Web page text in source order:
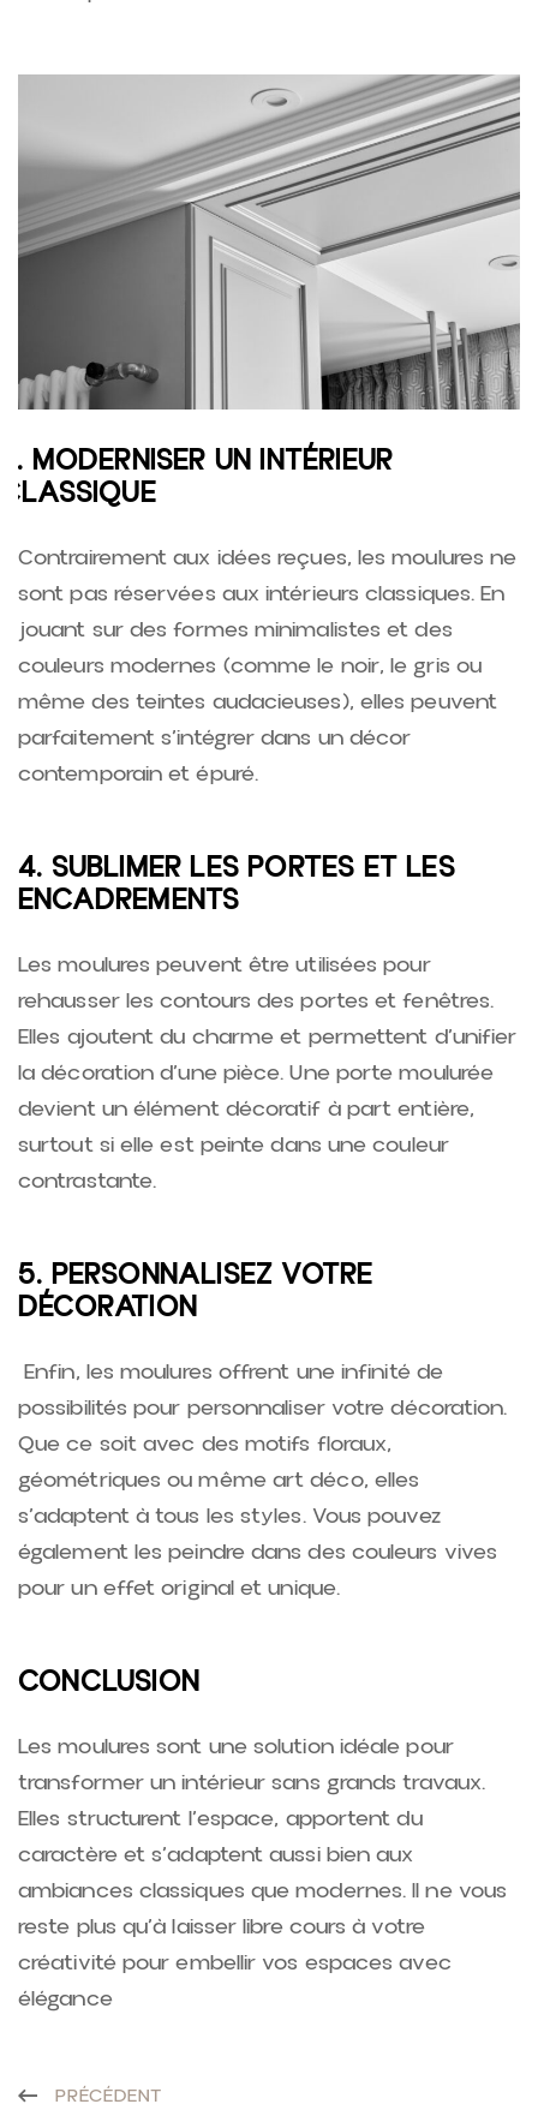
3. MODERNISER UN INTÉRIEUR
CLASSIQUE
Contrairement aux idées reçues, les moulures ne
sont pas réservées aux intérieurs classiques. En
jouant sur des formes minimalistes et des
couleurs modernes (comme le noir, le gris ou
même des teintes audacieuses), elles peuvent
parfaitement s’intégrer dans un décor
contemporain et épuré.
4. SUBLIMER LES PORTES ET LES
ENCADREMENTS
Les moulures peuvent être utilisées pour
rehausser les contours des portes et fenêtres.
Elles ajoutent du charme et permettent d’unifier
la décoration d’une pièce. Une porte moulurée
devient un élément décoratif à part entière,
surtout si elle est peinte dans une couleur
contrastante.
5. PERSONNALISEZ VOTRE
DÉCORATION
Enfin, les moulures offrent une infinité de
possibilités pour personnaliser votre décoration.
Que ce soit avec des motifs floraux,
géométriques ou même art déco, elles
s’adaptent à tous les styles. Vous pouvez
également les peindre dans des couleurs vives
pour un effet original et unique.
CONCLUSION
Les moulures sont une solution idéale pour
transformer un intérieur sans grands travaux.
Elles structurent l’espace, apportent du
caractère et s’adaptent aussi bien aux
ambiances classiques que modernes. Il ne vous
reste plus qu’à laisser libre cours à votre
créativité pour embellir vos espaces avec
élégance
PRÉCÉDENT